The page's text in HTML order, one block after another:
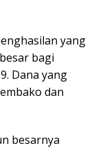
yang
bagi
Dana yang
dan
besarnya